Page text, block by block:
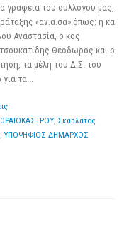
γραφεία του συλλόγου μας,
«αν.α.σα» όπως: η κα
Αναστασία, ο κος
Θεόδωρος και ο
τα μέλη του Δ.Σ. του
τα...
, Σκαρλάτος
, ΥΠΟΨΗΦΙΟΣ ΔΗΜΑΡΧΟΣ